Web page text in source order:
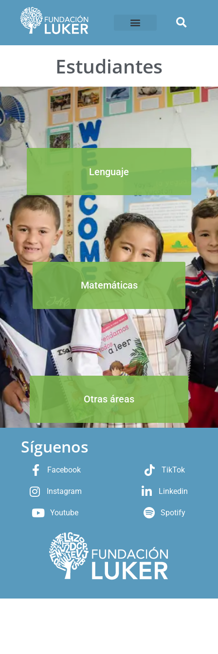
Estudiantes
Lenguaje
Matemáticas
Otras áreas
Síguenos
Facebook
Instagram
Youtube
TikTok
Linkedin
Spotify